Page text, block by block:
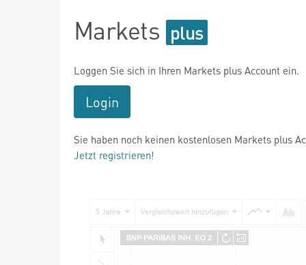
Markets
Loggen Sie sich in Ihren Markets plus Account ein.
Login
Sie haben noch keinen kostenlosen Markets plus
Jetzt registrieren!